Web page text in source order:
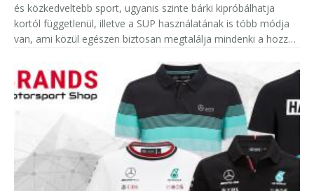
és közkedveltebb sport, ugyanis szinte bárki kipróbálhatja
kortól függetlenül, illetve a SUP használatának is több módja
van, ami közül egészen biztosan megtalálja mindenki a hozzá